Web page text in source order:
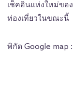
เช็คอินแห่งใหม่ขอ
ท่องเที่ยวในขณะนี้
พิกัด Google map :